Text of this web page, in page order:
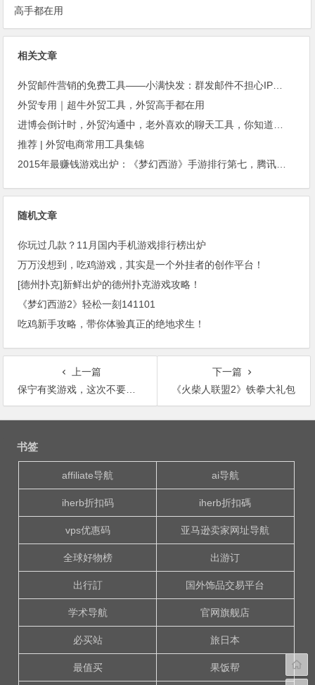
高手都在用
相关文章
外贸专用｜超牛外贸工具，外贸高手都在用
推荐 | 外贸电商常用工具集锦
随机文章
你玩过几款？11月国内手机游戏排行榜出炉
万万没想到，吃鸡游戏，其实是一个外挂者的创作平台！
[德州扑克]新鲜出炉的德州扑克游戏攻略！
《梦幻西游2》轻松一刻141101
吃鸡新手攻略，带你体验真正的绝地求生！
上一篇
保宁有奖游戏，这次不要错过噢！
下一篇
《火柴人联盟2》铁拳大礼包
文
书签
affiliate导航 ai导航
iherb折扣码 iherb折扣碼
vps优惠码 亚马逊卖家网址导航
全球好物榜 出游订
出行訂 国外饰品交易平台
学术导航 官网旗舰店
必买站 旅日本
最值买 果饭帮